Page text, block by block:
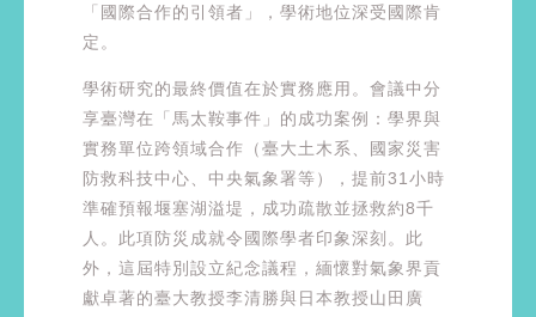
「國際合作的引領者」，學術地位深受國際肯
定。
學術研究的最終價值在於實務應用。會議中分
享臺灣在「馬太鞍事件」的成功案例：學界與
實務單位跨領域合作（臺大土木系、國家災害
防救科技中心、中央氣象署等），提前31小時
準確預報堰塞湖溢堤，成功疏散並拯救約8千
人。此項防災成就令國際學者印象深刻。此
外，這屆特別設立紀念議程，緬懷對氣象界貢
獻卓著的臺大教授李清勝與日本教授山田廣